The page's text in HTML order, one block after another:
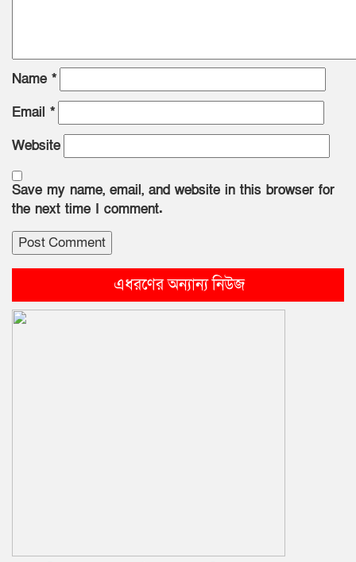
Name *
Email *
Website
Save my name, email, and website in this browser for
the next time I comment.
এধরণের অন্যান্য নিউজ